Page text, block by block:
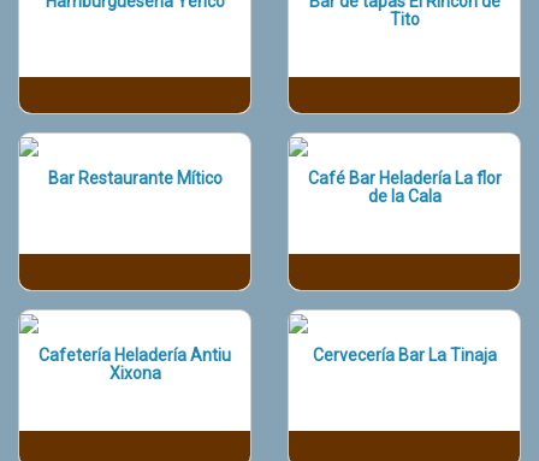
Tito
Bar Restaurante Mítico
Café Bar Heladería La flor
de la Cala
Cafetería Heladería Antiu
Xixona
Cervecería Bar La Tinaja